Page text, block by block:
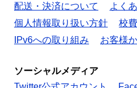
配送・決済について
よく
個人情報取り扱い方針
校
IPv6への取り組み
お客様
ソーシャルメディア